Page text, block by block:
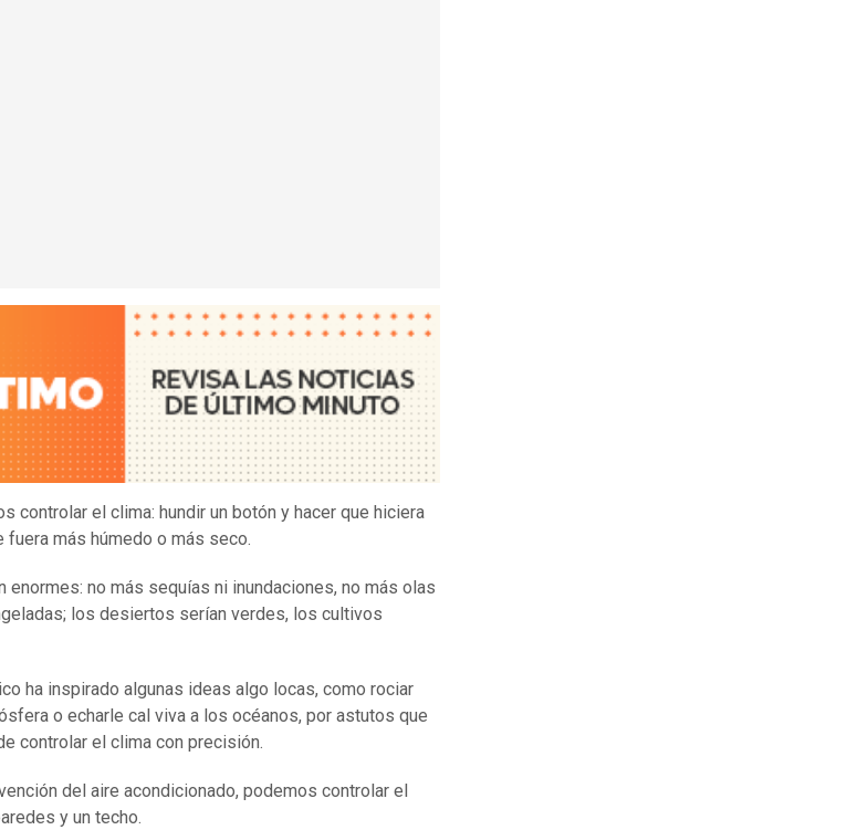
controlar el clima: hundir un botón y hacer que hiciera
fuera más húmedo o más seco.
enormes: no más sequías ni inundaciones, no más olas
los desiertos serían verdes, los cultivos
ha inspirado algunas ideas algo locas, como rociar
o echarle cal viva a los océanos, por astutos que
controlar el clima con precisión.
del aire acondicionado, podemos controlar el
y un techo.